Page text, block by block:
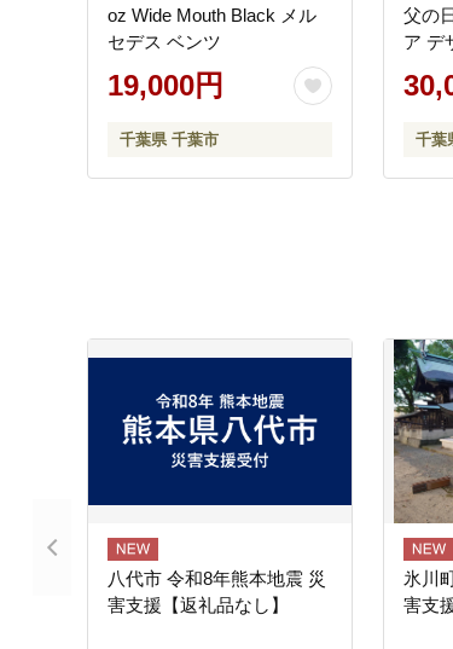
oz Wide Mouth Black メル
セデス ベンツ
19,000円
千葉県 千葉市
父の
ア デ
婚
千葉
八代市 令和8年熊本地震 災
害支援【返礼品なし】
氷川
害支